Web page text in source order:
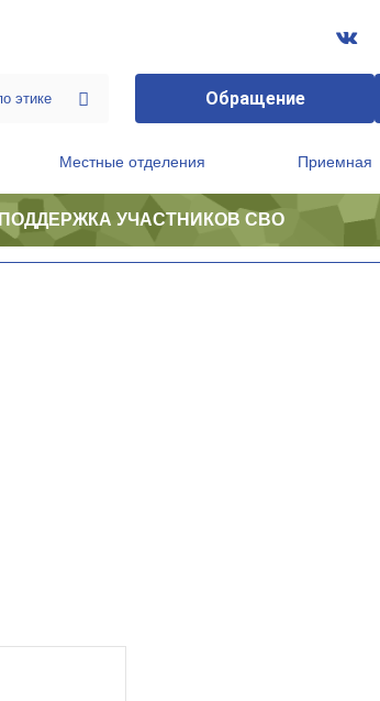
Обращение
Местные отделения Приемная
ПОДДЕРЖКА УЧАСТНИКОВ СВО